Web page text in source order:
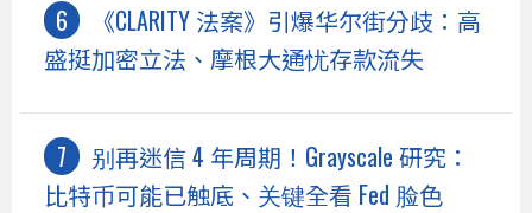
《CLARITY 法案》引爆华尔街分歧：高
盛挺加密立法、摩根大通忧存款流失
别再迷信 4 年周期！Grayscale 研究：
比特币可能已触底、关键全看 Fed 脸色